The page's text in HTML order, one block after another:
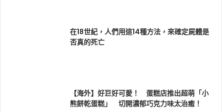
在18世紀，人們用這14種方法，來確定屍體是
否真的死亡
【海外】好巨好可愛！ 蛋糕店推出超萌「小
熊餅乾蛋糕」 切開濃郁巧克力味太治癒！